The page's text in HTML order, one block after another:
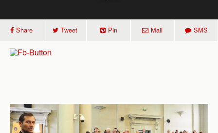
Share Tweet Pin Mail SMS